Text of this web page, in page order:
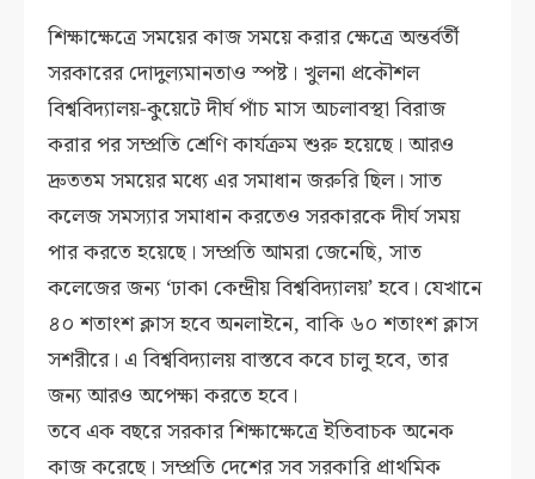
শিক্ষাক্ষেত্রে সময়ের কাজ সময়ে করার ক্ষেত্রে অন্তর্বর্তী
সরকারের দোদুল্যমানতাও স্পষ্ট। খুলনা প্রকৌশল
বিশ্ববিদ্যালয়-কুয়েটে দীর্ঘ পাঁচ মাস অচলাবস্থা বিরাজ
করার পর সম্প্রতি শ্রেণি কার্যক্রম শুরু হয়েছে। আরও
দ্রুততম সময়ের মধ্যে এর সমাধান জরুরি ছিল। সাত
কলেজ সমস্যার সমাধান করতেও সরকারকে দীর্ঘ সময়
পার করতে হয়েছে। সম্প্রতি আমরা জেনেছি, সাত
কলেজের জন্য ‘ঢাকা কেন্দ্রীয় বিশ্ববিদ্যালয়’ হবে। যেখানে
৪০ শতাংশ ক্লাস হবে অনলাইনে, বাকি ৬০ শতাংশ ক্লাস
সশরীরে। এ বিশ্ববিদ্যালয় বাস্তবে কবে চালু হবে, তার
জন্য আরও অপেক্ষা করতে হবে।
তবে এক বছরে সরকার শিক্ষাক্ষেত্রে ইতিবাচক অনেক
কাজ করেছে। সম্প্রতি দেশের সব সরকারি প্রাথমিক